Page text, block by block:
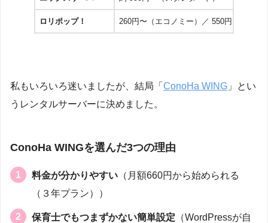
ロリポップ！ 260円〜（エコノミー）／ 550円〜（ライ
私もいろいろ迷いましたが、結局「 ConoHa WING 」とい
うレンタルサーバーに決めました。
ConoHa WINGを選んだ3つの理由
料金が分かりやすい （月額660円から始められる
（３年プラン））
保育士でもつまずかない簡単設定 （WordPressが自